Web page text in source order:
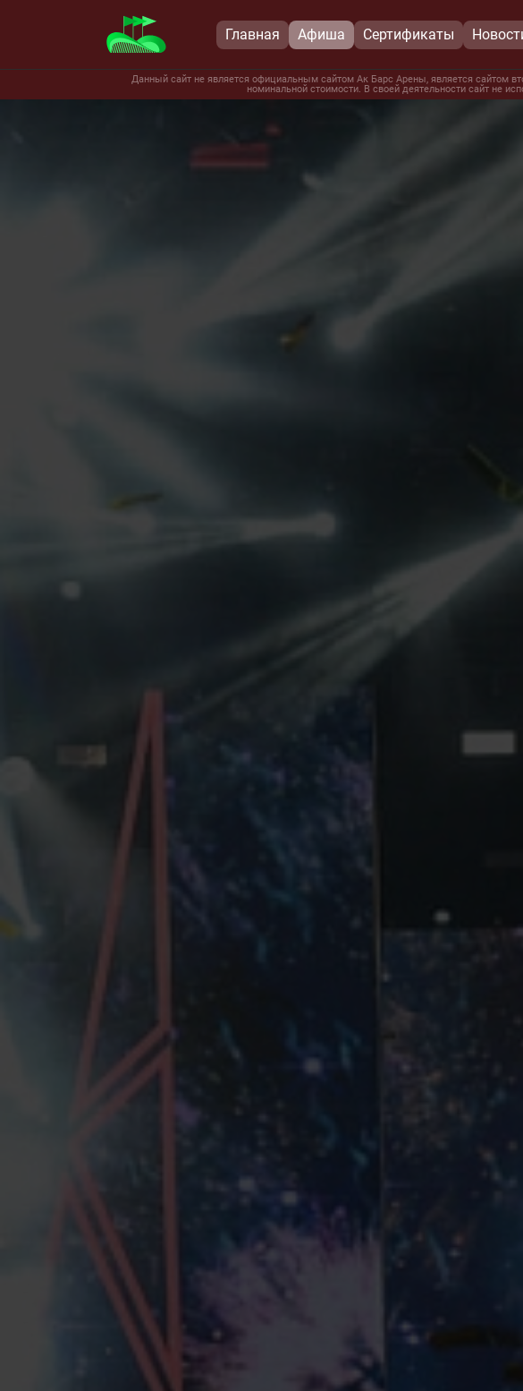
Главная Афиша Сертификаты
Данный сайт не является официальным сайтом Ак Барс Арены, является сайтом
номинальной стоимости. В своей деятельности сайт не